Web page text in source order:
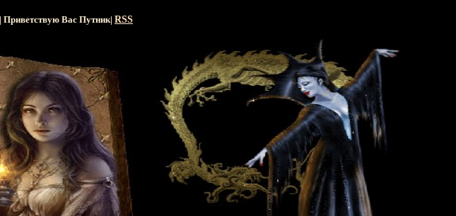
Приветствую Вас Путник| RSS